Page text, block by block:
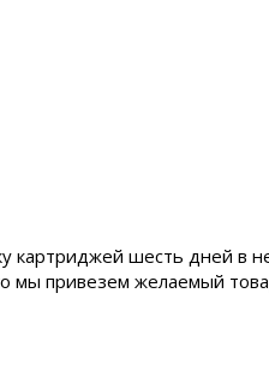
картриджей шесть дней в
мы привезем желаемый